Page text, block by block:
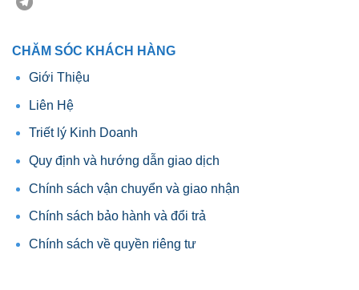
CHĂM SÓC KHÁCH HÀNG
Giới Thiệu
Liên Hệ
Triết lý Kinh Doanh
Quy định và hướng dẫn giao dịch
Chính sách vận chuyển và giao nhận
Chính sách bảo hành và đổi trả
Chính sách về quyền riêng tư